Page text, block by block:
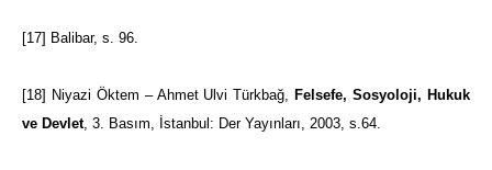
[17] Balibar, s. 96.
[18] Niyazi Öktem – Ahmet Ulvi Türkbağ,
Felsefe, Sosyoloji, Hukuk
ve Devlet, 3. Basım, İstanbul: Der Yayınları, 2003, s.64.